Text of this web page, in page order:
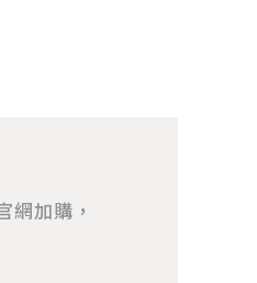
網加購，